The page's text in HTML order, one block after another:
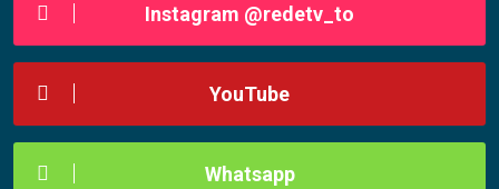
Instagram @redetv_to
YouTube
Whatsapp